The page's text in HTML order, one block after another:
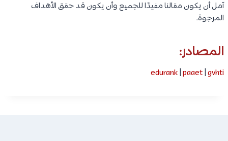
آمل أن يكون مقالنا مفيدًا للجميع وأن يكون قد حقق الأهداف
المرجوة.
المصادر:
edurank|paaet|gvhti